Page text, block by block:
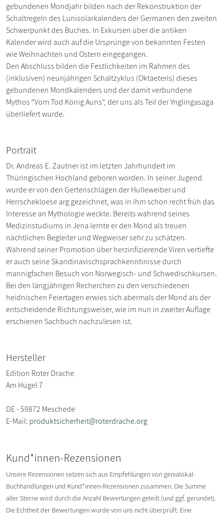
gebundenen Mondjahr bilden nach der Rekonstruktion der
Schaltregeln des Lunisolarkalenders der Germanen den zweiten
Schwerpunkt des Buches. In Exkursen über die antiken
Kalender wird auch auf die Ursprünge von bekannten Festen
wie Weihnachten und Ostern eingegangen.
Den Abschluss bilden die Festlichkeiten im Rahmen des
(inklusiven) neunjährigen Schaltzyklus (Oktaeteris) dieses
gebundenen Mondkalenders und der damit verbundene
Mythos "Vom Tod König Auns", der uns als Teil der Ynglingasaga
überliefert wurde.
Portrait
Dr. Andreas E. Zautner ist im letzten Jahrhundert im
Thüringischen Hochland geboren worden. In seiner Jugend
wurde er von den Gertenschlägen der Hulleweiber und
Herrschekloese arg gezeichnet, was in ihm schon recht früh das
Interesse an Mythologie weckte. Bereits während seines
Medizinstudiums in Jena lernte er den Mond als treuen
nächtlichen Begleiter und Wegweiser sehr zu schätzen.
Während seiner Promotion über herzinfizierende Viren vertiefte
er auch seine Skandinavischsprachkenntinisse durch
mannigfachen Besuch von Norwegisch- und Schwedischkursen.
Bei den längjährigen Recherchen zu den verschiedenen
heidnischen Feiertagen erwies sich abermals der Mond als der
entscheidende Richtungsweiser, wie im nun in zweiter Auflage
erschienen Sachbuch nachzulesen ist.
Hersteller
Edition Roter Drache
Am Hügel 7
DE - 59872 Meschede
E-Mail: produktsicherheit@roterdrache.org
Kund*innen-Rezensionen
Unsere Rezensionen setzen sich aus Empfehlungen von genialokal-
Buchhandlungen und Kund*innen-Rezensionen zusammen. Die Summe
aller Sterne wird durch die Anzahl Bewertungen geteilt (und ggf. gerundet).
Die Echtheit der Bewertungen wurde von uns nicht überprüft. Eine